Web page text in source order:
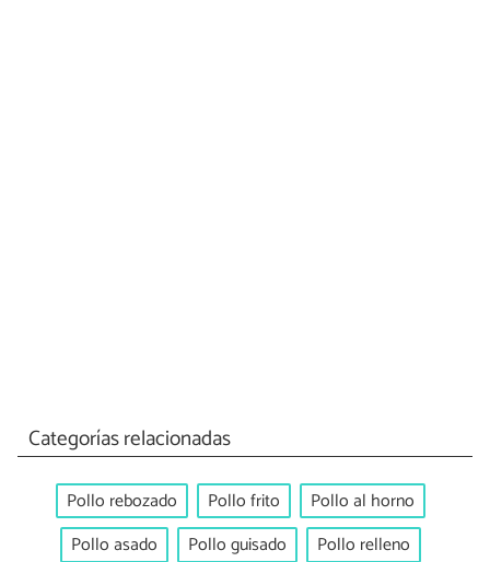
Categorías relacionadas
Pollo rebozado Pollo frito
Pollo al horno
Pollo asado
Pollo guisado Pollo relleno